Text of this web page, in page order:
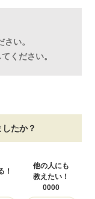
い。
ください。
たか？
！
他の人にも
教えたい！
0000